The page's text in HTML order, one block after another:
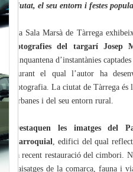
ciutat, el seu entorn i festes
La Sala Marsà de Tàrrega
fotografies del targarí Josep
cinquantena d’instantànies
durant el qual l’autor ha
fotografia. La ciutat de Tàrrega
urbanes i del seu entorn rural.
Destaquen les imatges del
Parroquial
, edifici del qual
la recent restauració del cimbori.
paisatges de la comarca, fauna i